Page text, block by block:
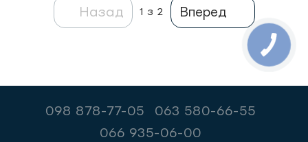
Назад 1 з 2 Вперед
098 878-77-05
063 580-66-55
066 935-06-00